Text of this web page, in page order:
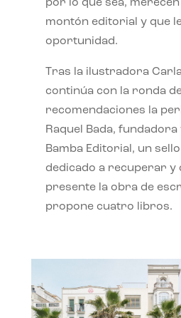
por lo que sea,
montón editorial y que
oportunidad.
Tras la ilustradora
continúa con la ronda
recomendaciones la
Raquel Bada,
Bamba Editorial, un
dedicado a recuperar y
presente la obra de
propone cuatro libros.